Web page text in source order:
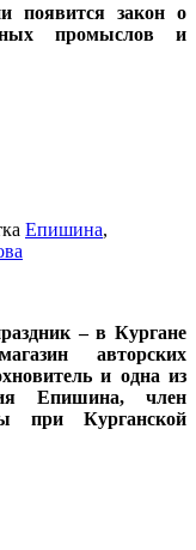
закон о
промыслов и
Епишина,
– в Кургане
авторских
и одна из
Епишина, член
при Курганской